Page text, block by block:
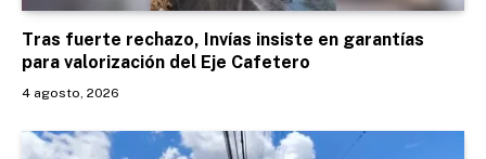
Tras fuerte rechazo, Invías insiste en garantías
para valorización del Eje Cafetero
4 agosto, 2026